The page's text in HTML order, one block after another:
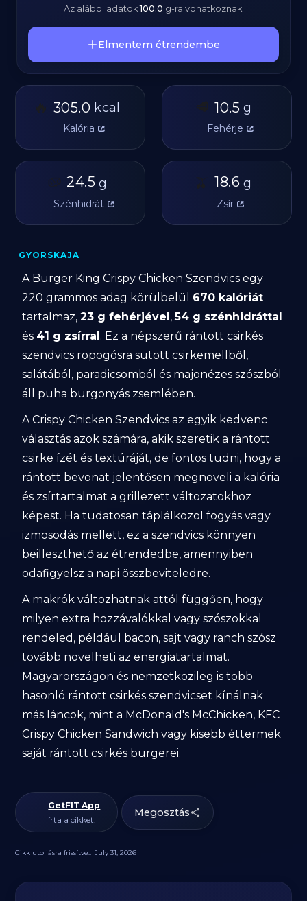
Az alábbi adatok100.0 g-ra vonatkoznak.
Elmentem étrendembe
🔥 305.0 kcal
Kalória
🥩 10.5 g
Fehérje
🥔 24.5 g
Szénhidrát
🫒 18.6 g
Zsír
GYORSKAJA
A Burger King Crispy Chicken Szendvics egy
220 grammos adag körülbelül 670 kalóriát
tartalmaz,23 g fehérjével,54 g szénhidráttal
és 41 g zsírral. Ez a népszerű rántott csirkés
szendvics ropogósra sütött csirkemellből,
salátából, paradicsomból és majonézes szószból
áll puha burgonyás zsemlében.
A Crispy Chicken Szendvics az egyik kedvenc
választás azok számára, akik szeretik a rántott
csirke ízét és textúráját, de fontos tudni, hogy a
rántott bevonat jelentősen megnöveli a kalória
és zsírtartalmat a grillezett változatokhoz
képest. Ha tudatosan táplálkozol fogyás vagy
izmosodás mellett, ez a szendvics könnyen
beilleszthető az étrendedbe, amennyiben
odafigyelsz a napi összbeviteledre.
A makrók változhatnak attól függően, hogy
milyen extra hozzávalókkal vagy szószokkal
rendeled, például bacon, sajt vagy ranch szósz
tovább növelheti az energiatartalmat.
Magyarországon és nemzetközileg is több
hasonló rántott csirkés szendvicset kínálnak
más láncok, mint a McDonald's McChicken, KFC
Crispy Chicken Sandwich vagy kisebb éttermek
saját rántott csirkés burgerei.
GetFIT App
írta a cikket.
Megosztás
Cikk utoljásra frissítve.: July 31, 2026